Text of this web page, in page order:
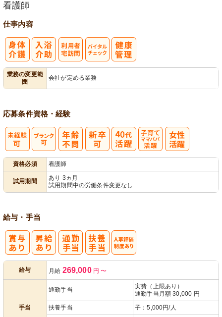
看護師
仕事内容
業務の変更範
囲
会社が定める業務
応募条件資格・経験
資格必須 看護師
試用期間
あり 3ヵ月
試用期間中の労働条件変更なし
給与・手当
給与 月給 269,000円〜
手当
通勤手当
実費（上限あり）
通勤手当月額 30,000 円
扶養手当
子：5,000円/人